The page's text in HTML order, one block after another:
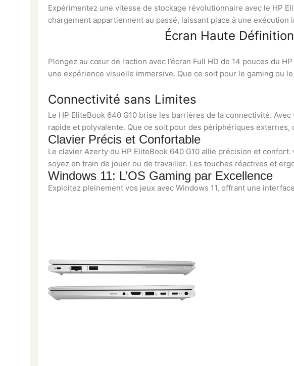
Expérimentez une vitesse de stockage révolutionnaire avec le HP
chargement appartiennent au passé, laissant place à une
Écran Haute Définition
Plongez au cœur de l’action avec l’écran Full HD de 14 pouces du
une expérience visuelle immersive. Que ce soit pour le gaming ou
Connectivité sans Limites
Le HP EliteBook 640 G10 brise les barrières de la connectivité.
rapide et polyvalente. Que ce soit pour des périphériques
Clavier Précis et Confortable
Le clavier Azerty du HP EliteBook 640 G10 allie précision et
soyez en train de jouer ou de travailler. Les touches réactives et
Windows 11: L’OS Gaming par Excellence
Exploitez pleinement vos jeux avec Windows 11, offrant une